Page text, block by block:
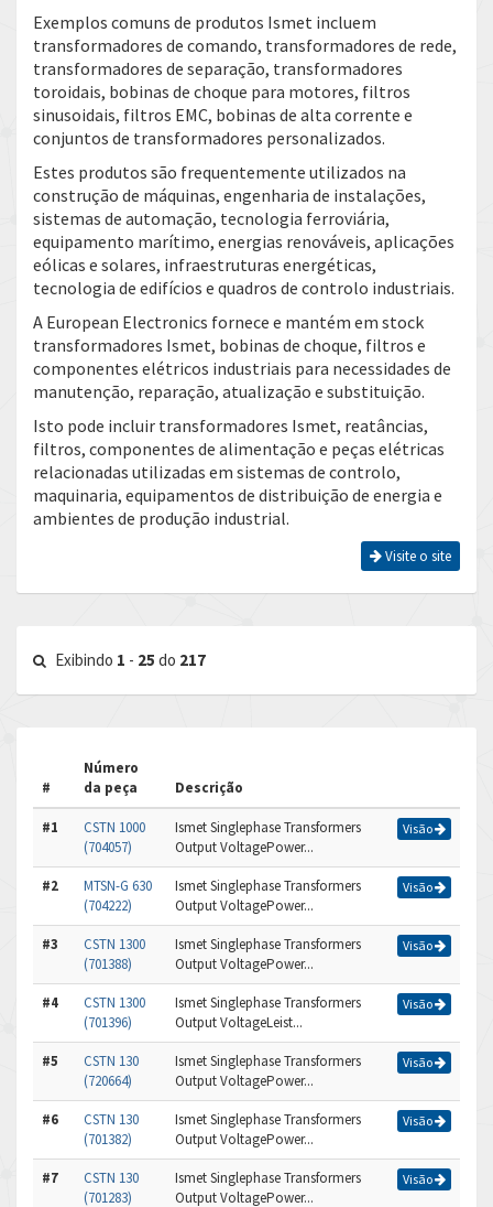
Exemplos comuns de produtos Ismet incluem
transformadores de comando, transformadores de rede,
transformadores de separação, transformadores
toroidais, bobinas de choque para motores, filtros
sinusoidais, filtros EMC, bobinas de alta corrente e
conjuntos de transformadores personalizados.
Estes produtos são frequentemente utilizados na
construção de máquinas, engenharia de instalações,
sistemas de automação, tecnologia ferroviária,
equipamento marítimo, energias renováveis, aplicações
eólicas e solares, infraestruturas energéticas,
tecnologia de edifícios e quadros de controlo industriais.
A European Electronics fornece e mantém em stock
transformadores Ismet, bobinas de choque, filtros e
componentes elétricos industriais para necessidades de
manutenção, reparação, atualização e substituição.
Isto pode incluir transformadores Ismet, reatâncias,
filtros, componentes de alimentação e peças elétricas
relacionadas utilizadas em sistemas de controlo,
maquinaria, equipamentos de distribuição de energia e
ambientes de produção industrial.
Visite o site
Exibindo 1 - 25 do 217
#
Número
da peça
Descrição
#1
CSTN 1000
(704057)
Ismet Singlephase Transformers
Output VoltagePower...
Visão
#2
MTSN-G 630
(704222)
Ismet Singlephase Transformers
Output VoltagePower...
Visão
#3
CSTN 1300
(701388)
Ismet Singlephase Transformers
Output VoltagePower...
Visão
#4
CSTN 1300
(701396)
Ismet Singlephase Transformers
Output VoltageLeist...
Visão
#5
CSTN 130
(720664)
Ismet Singlephase Transformers
Output VoltagePower...
Visão
#6
CSTN 130
(701382)
Ismet Singlephase Transformers
Output VoltagePower...
Visão
#7
CSTN 130
(701283)
Ismet Singlephase Transformers
Output VoltagePower...
Visão